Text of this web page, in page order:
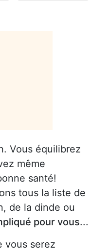
Vous équilibrez
même
santé!
tous la liste de
de la dinde ou
pour vous...
vous serez